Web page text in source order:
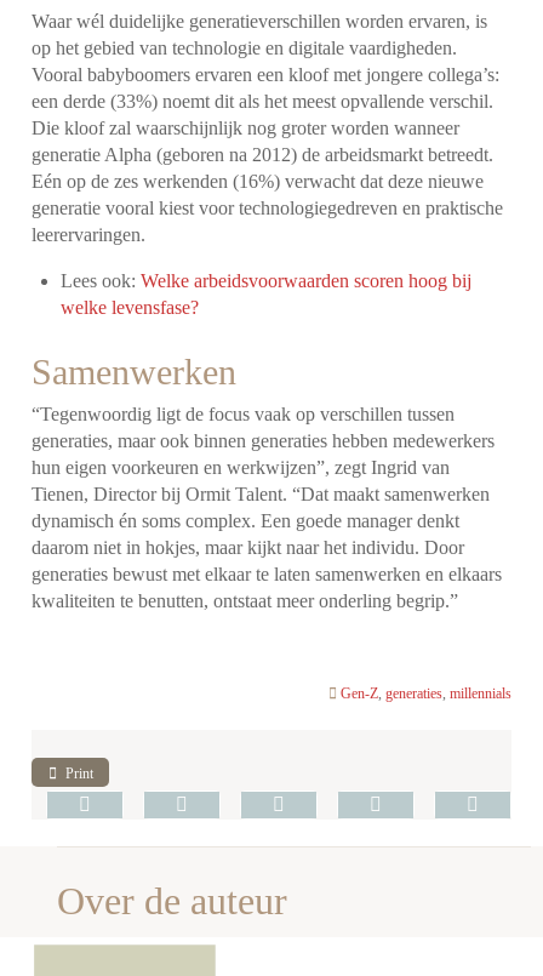
Waar wél duidelijke generatieverschillen worden ervaren, is
op het gebied van technologie en digitale vaardigheden.
Vooral babyboomers ervaren een kloof met jongere collega’s:
een derde (33%) noemt dit als het meest opvallende verschil.
Die kloof zal waarschijnlijk nog groter worden wanneer
generatie Alpha (geboren na 2012) de arbeidsmarkt betreedt.
Eén op de zes werkenden (16%) verwacht dat deze nieuwe
generatie vooral kiest voor technologiegedreven en praktische
leerervaringen.
Lees ook:Welke arbeidsvoorwaarden scoren hoog bij
welke levensfase?
Samenwerken
“Tegenwoordig ligt de focus vaak op verschillen tussen
generaties, maar ook binnen generaties hebben medewerkers
hun eigen voorkeuren en werkwijzen”, zegt Ingrid van
Tienen, Director bij Ormit Talent. “Dat maakt samenwerken
dynamisch én soms complex. Een goede manager denkt
daarom niet in hokjes, maar kijkt naar het individu. Door
generaties bewust met elkaar te laten samenwerken en elkaars
kwaliteiten te benutten, ontstaat meer onderling begrip.”
Gen-Z, generaties, millennials
Print
Over de auteur